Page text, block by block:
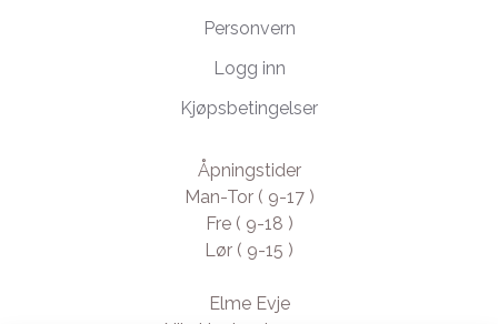
Personvern
Logg inn
Kjøpsbetingelser
Åpningstider
Man-Tor ( 9-17 )
Fre ( 9-18 )
Lør ( 9-15 )
Elme Evje